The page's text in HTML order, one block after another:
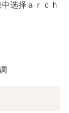
选择ａｒｃｈ